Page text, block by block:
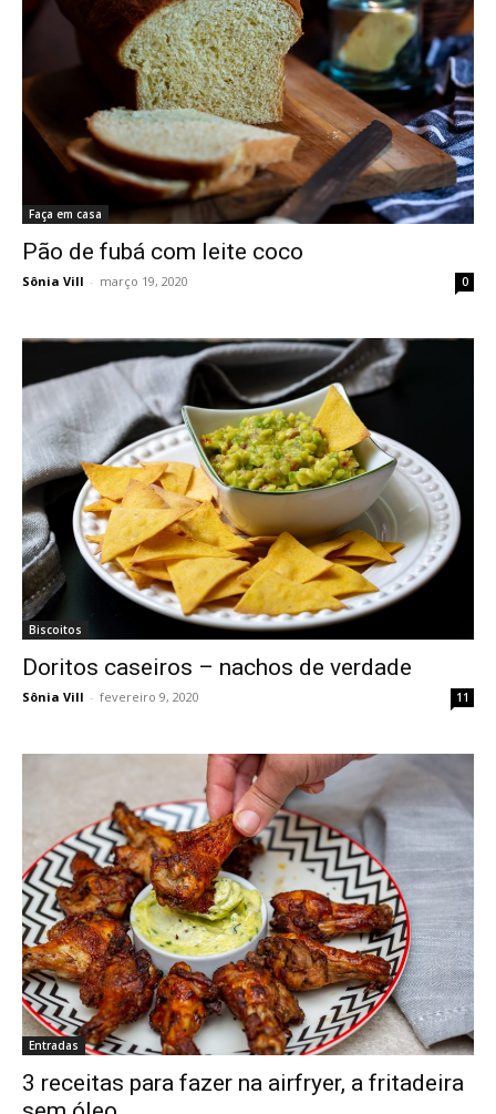
Faça em casa
Pão de fubá com leite coco
Sônia Vill - março 19, 2020 0
Biscoitos
Doritos caseiros – nachos de verdade
Sônia Vill - fevereiro 9, 2020 11
Entradas
3 receitas para fazer na airfryer, a fritadeira